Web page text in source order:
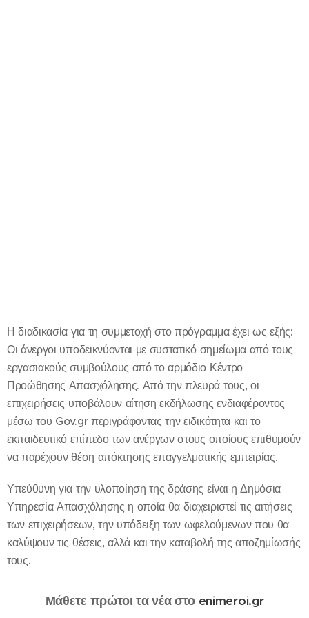
Η διαδικασία για τη συμμετοχή στο πρόγραμμα έχει ως εξής:
Οι άνεργοι υποδεικνύονται με συστατικό σημείωμα από τους
εργασιακούς συμβούλους από το αρμόδιο Κέντρο
Προώθησης Απασχόλησης. Από την πλευρά τους, οι
επιχειρήσεις υποβάλουν αίτηση εκδήλωσης ενδιαφέροντος
μέσω του Gov.gr περιγράφοντας την ειδικότητα και το
εκπαιδευτικό επίπεδο των ανέργων στους οποίους επιθυμούν
να παρέχουν θέση απόκτησης επαγγελματικής εμπειρίας.
Υπεύθυνη για την υλοποίηση της δράσης είναι η Δημόσια
Υπηρεσία Απασχόλησης η οποία θα διαχειριστεί τις αιτήσεις
των επιχειρήσεων, την υπόδειξη των ωφελούμενων που θα
καλύψουν τις θέσεις, αλλά και την καταβολή της αποζημίωσής
τους.
Μάθετε πρώτοι τα νέα στο enimeroi.gr